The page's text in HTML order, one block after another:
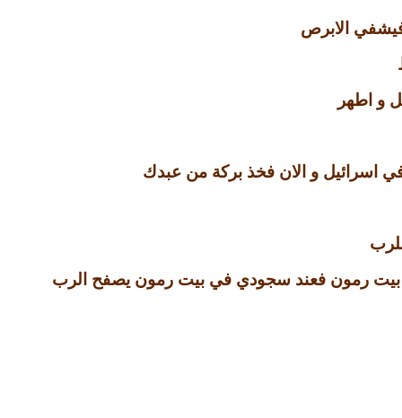
الابرص
و اطهر
اسرائيل و الان فخذ بركة من عبدك
بيت رمون فعند سجودي في بيت رمون يصفح الرب